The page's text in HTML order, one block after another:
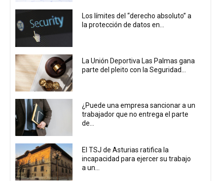
Los límites del “derecho absoluto” a
la protección de datos en...
La Unión Deportiva Las Palmas gana
parte del pleito con la Seguridad...
¿Puede una empresa sancionar a un
trabajador que no entrega el parte
de...
El TSJ de Asturias ratifica la
incapacidad para ejercer su trabajo
a un...